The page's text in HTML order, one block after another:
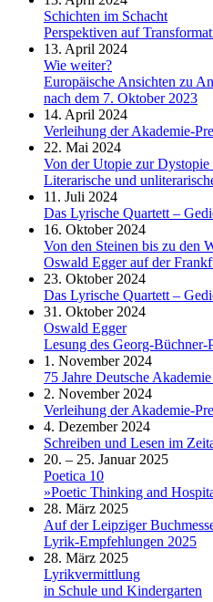
Schichten im Schacht
Perspektiven auf
13. April 2024
Wie weiter?
Europäische Ansichten zu
nach dem 7. Oktober 2023
14. April 2024
Verleihung der Akademie-
22. Mai 2024
Von der Utopie zur
Literarische und
11. Juli 2024
Das Lyrische Quartett –
16. Oktober 2024
Von den Steinen bis zu den
Oswald Egger auf der
23. Oktober 2024
Das Lyrische Quartett –
31. Oktober 2024
Oswald Egger
Lesung des Georg-Büchner-
1. November 2024
75 Jahre Deutsche
2. November 2024
Verleihung der Akademie-
4. Dezember 2024
Schreiben und Lesen im
20. – 25. Januar 2025
Poetica 10
»Poetic Thinking and
28. März 2025
Auf der Leipziger
Lyrik-Empfehlungen 2025
28. März 2025
Lyrikvermittlung
in Schule und Kindergarten